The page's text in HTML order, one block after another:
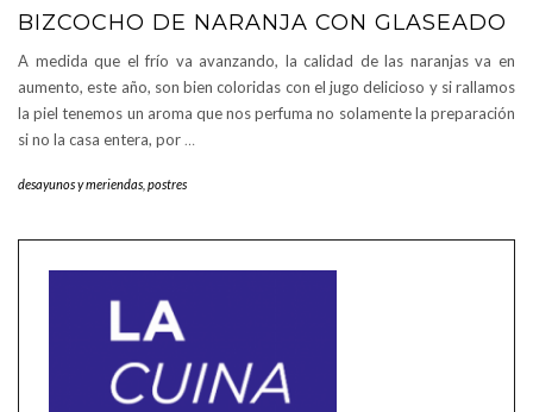
BIZCOCHO DE NARANJA CON GLASEADO
A medida que el frío va avanzando, la calidad de las naranjas va en
aumento, este año, son bien coloridas con el jugo delicioso y si rallamos
la piel tenemos un aroma que nos perfuma no solamente la preparación
si no la casa entera, por …
desayunos y meriendas postres